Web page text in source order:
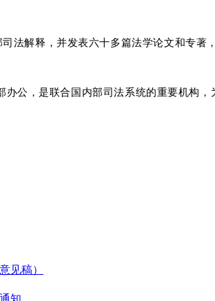
解释，并发表六十多篇法学论文和专著
，是联合国内部司法系统的重要机构
见稿）
知